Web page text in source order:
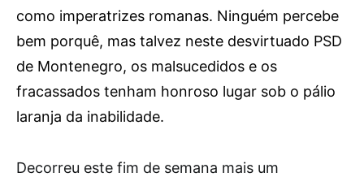
como imperatrizes romanas. Ninguém percebe
bem porquê, mas talvez neste desvirtuado PSD
de Montenegro, os malsucedidos e os
fracassados tenham honroso lugar sob o pálio
laranja da inabilidade.
Decorreu este fim de semana mais um